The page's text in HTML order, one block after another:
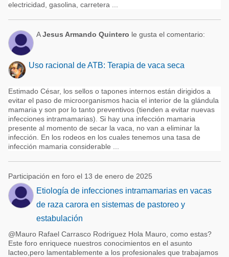
electricidad, gasolina, carretera ...
AJesus Armando Quintero le gusta el comentario:
Uso racional de ATB: Terapia de vaca seca
Estimado César, los sellos o tapones internos están dirigidos a
evitar el paso de microorganismos hacia el interior de la glándula
mamaria y son por lo tanto preventivos (tienden a evitar nuevas
infecciones intramamarias). Si hay una infección mamaria
presente al momento de secar la vaca, no van a eliminar la
infección. En los rodeos en los cuales tenemos una tasa de
infección mamaria considerable ...
Participación en foro el 13 de enero de 2025
Etiología de infecciones intramamarias en vacas
de raza carora en sistemas de pastoreo y
estabulación
@Mauro Rafael Carrasco Rodriguez Hola Mauro, como estas?
Este foro enriquece nuestros conocimientos en el asunto
lacteo,pero lamentablemente a los profesionales que trabajamos